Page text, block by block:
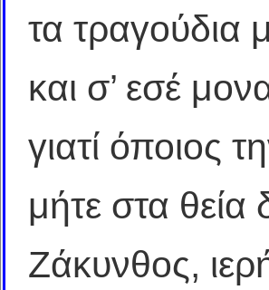
τα τραγούδια
και σ’ εσέ
γιατί όποιος
μήτε στα θεία
Ζάκυνθος,